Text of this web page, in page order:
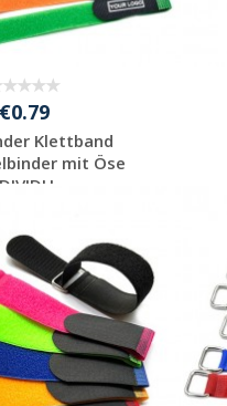
€0.79
Klettband
mit Öse